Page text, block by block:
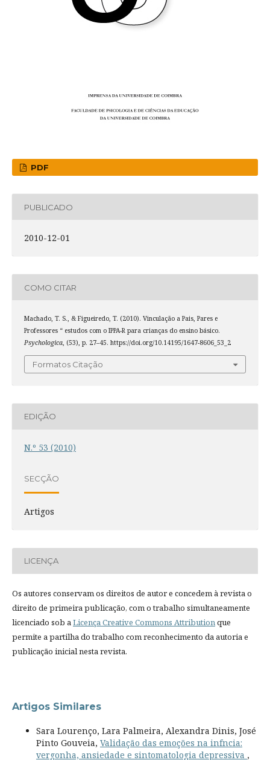
PDF
PUBLICADO
2010-12-01
COMO CITAR
Machado, T. S., & Figueiredo, T. (2010). Vinculação a Pais, Pares e
Professores “ estudos com o IPPA-R para crianças do ensino básico.
Psychologica, (53), p. 27–45. https://doi.org/10.14195/1647-8606_53_2
Formatos Citação
EDIÇÃO
N.º 53 (2010)
SECÇÃO
Artigos
LICENÇA
Os autores conservam os direitos de autor e concedem à revista o
direito de primeira publicação, com o trabalho simultaneamente
licenciado sob aLicença Creative Commons Attributionque
permite a partilha do trabalho com reconhecimento da autoria e
publicação inicial nesta revista.
Artigos Similares
Sara Lourenço, Lara Palmeira, Alexandra Dinis, José
Pinto Gouveia, Validação das emoções na infncia:
vergonha, ansiedade e sintomatologia depressiva ,